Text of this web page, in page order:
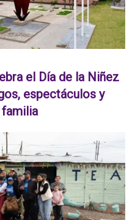
el Día de la Niñez
espectáculos y